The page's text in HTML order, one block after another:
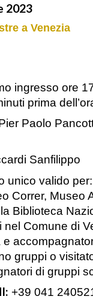
2023
a Venezia
ingresso ore
prima
Paolo
Sanfilippo
unico valido
Correr, Museo
Biblioteca
Comune di
gruppi o
di gruppi
+39 041